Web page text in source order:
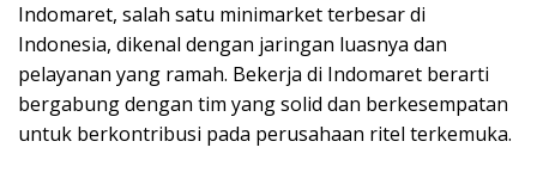
Indomaret, salah satu minimarket terbesar di
Indonesia, dikenal dengan jaringan luasnya dan
pelayanan yang ramah. Bekerja di Indomaret berarti
bergabung dengan tim yang solid dan berkesempatan
untuk berkontribusi pada perusahaan ritel terkemuka.